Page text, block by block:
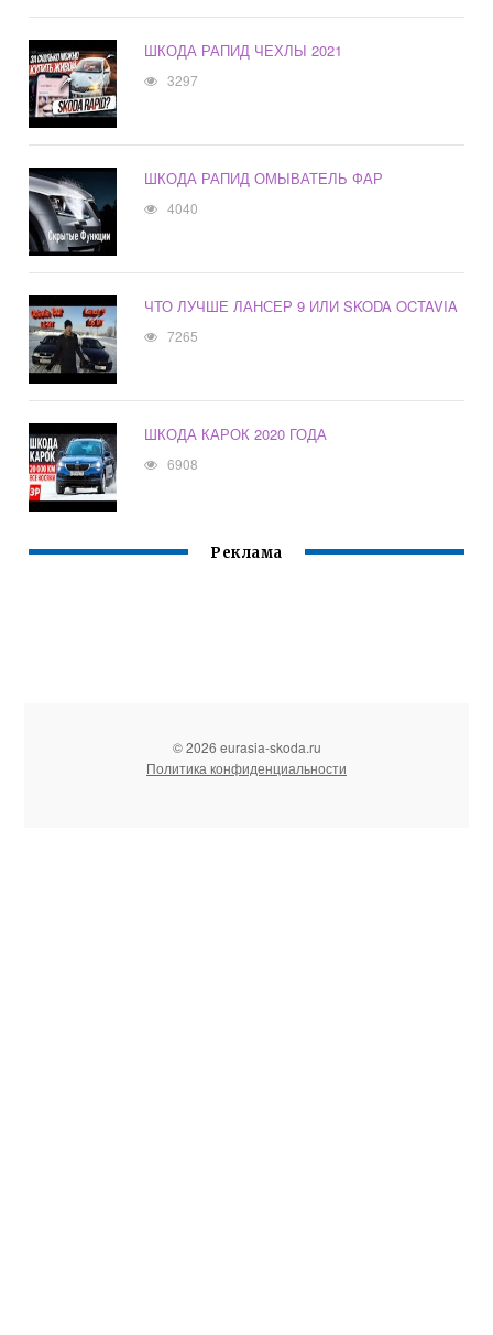
ШКОДА РАПИД ЧЕХЛЫ 2021
3297
ШКОДА РАПИД ОМЫВАТЕЛЬ ФАР
4040
ЧТО ЛУЧШЕ ЛАНСЕР 9 ИЛИ SKODA OCTAVIA
7265
ШКОДА КАРОК 2020 ГОДА
6908
Реклама
© 2026 eurasia-skoda.ru
Политика конфиденциальности